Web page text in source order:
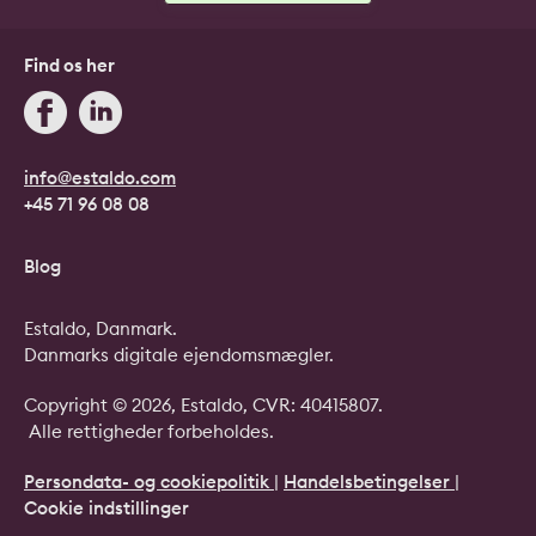
info@estaldo.com
+45 71 96 08 08
Find os her
Blog
Copyright © 2026, Estaldo, CVR: 40415807.
Alle rettigheder forbeholdes.
Persondata- og cookiepolitik | Handelsbetingelser |
Cookie indstillinger
Estaldo, Danmark.
Danmarks digitale ejendomsmægler.